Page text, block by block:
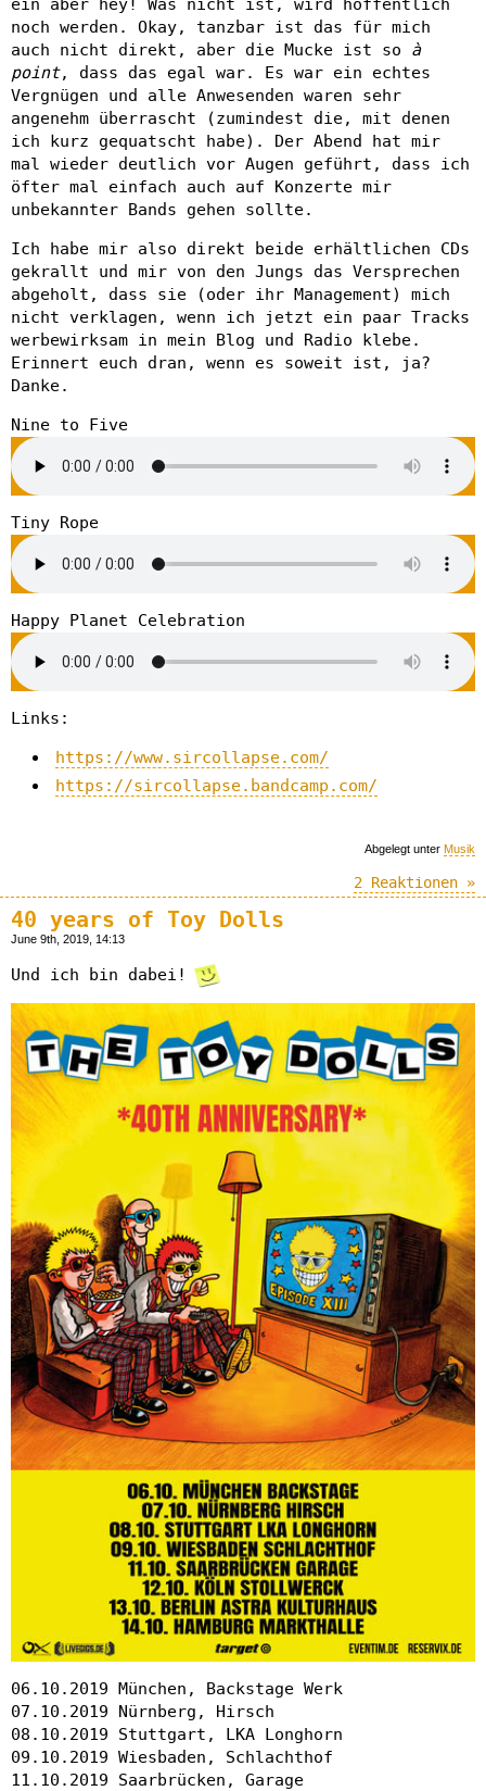
ein aber hey! Was nicht ist, wird hoffentlich
noch werden. Okay, tanzbar ist das für mich
auch nicht direkt, aber die Mucke ist so à
point, dass das egal war. Es war ein echtes
Vergnügen und alle Anwesenden waren sehr
angenehm überrascht (zumindest die, mit denen
ich kurz gequatscht habe). Der Abend hat mir
mal wieder deutlich vor Augen geführt, dass ich
öfter mal einfach auch auf Konzerte mir
unbekannter Bands gehen sollte.
Ich habe mir also direkt beide erhältlichen CDs
gekrallt und mir von den Jungs das Versprechen
abgeholt, dass sie (oder ihr Management) mich
nicht verklagen, wenn ich jetzt ein paar Tracks
werbewirksam in mein Blog und Radio klebe.
Erinnert euch dran, wenn es soweit ist, ja?
Danke.
Nine to Five
Tiny Rope
Happy Planet Celebration
Links:
https://www.sircollapse.com/
https://sircollapse.bandcamp.com/
Abgelegt unter Musik
2 Reaktionen »
40 years of Toy Dolls
June 9th, 2019, 14:13
Und ich bin dabei!
06.10.2019 München, Backstage Werk
07.10.2019 Nürnberg, Hirsch
08.10.2019 Stuttgart, LKA Longhorn
09.10.2019 Wiesbaden, Schlachthof
11.10.2019 Saarbrücken, Garage